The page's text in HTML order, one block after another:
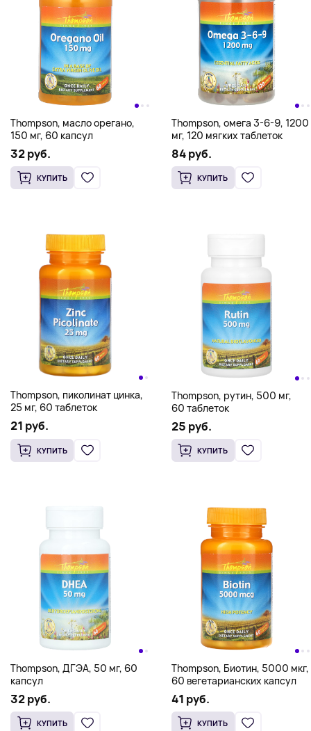
Thompson, масло орегано,
150 мг, 60 капсул
32 руб.
КУПИТЬ
Thompson, омега 3-6-9, 1200
мг, 120 мягких таблеток
84 руб.
КУПИТЬ
Thompson, пиколинат цинка,
25 мг, 60 таблеток
21 руб.
КУПИТЬ
Thompson, рутин, 500 мг,
60 таблеток
25 руб.
КУПИТЬ
Thompson, ДГЭА, 50 мг, 60
капсул
32 руб.
КУПИТЬ
Thompson, Биотин, 5000 мкг,
60 вегетарианских капсул
41 руб.
КУПИТЬ